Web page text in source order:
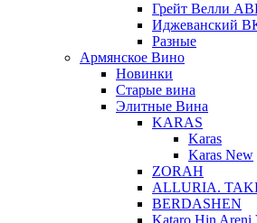
Грейт Велли
Иджеванский
Разные
Армянское Вино
Новинки
Старые вина
Элитные Вина
KARAS
Karas
Karas New
ZORAH
ALLURIA.
BERDASHEN
Kataro.Hin